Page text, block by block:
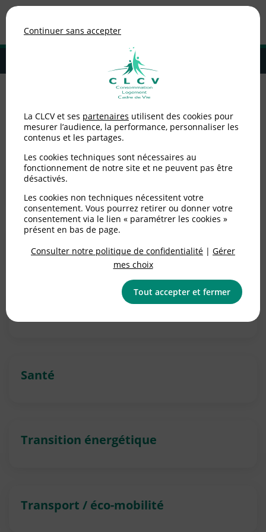
MENU
Adhérer à la CLCV
Environnement / Santé
Eau / ANC
Consommer autrement
Prévention des déchets
Santé
Transition énergétique
Transport / éco-mobilité
Continuer sans accepter
La CLCV et ses partenaires utilisent des cookies pour
mesurer l’audience, la performance, personnaliser les
contenus et les partages.
Les cookies techniques sont nécessaires au
fonctionnement de notre site et ne peuvent pas être
désactivés.
Les cookies non techniques nécessitent votre
consentement. Vous pourrez retirer ou donner votre
consentement via le lien « paramétrer les cookies »
présent en bas de page.
Consulter notre politique de confidentialité | Gérer
mes choix
Tout accepter et fermer